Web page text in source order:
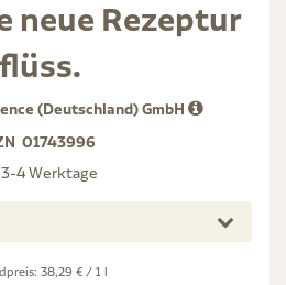
neue Rezeptur
flüss.
(Deutschland) GmbH
01743996
4 Werktage
38,29 € / 1 l